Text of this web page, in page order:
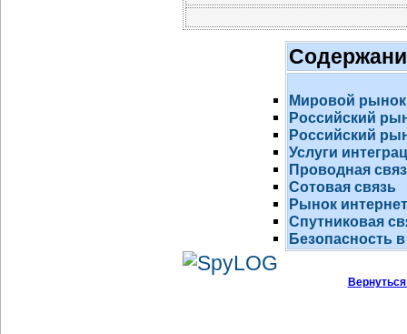
Мировой рынок
Российский
Российский
Услуги
Проводная
Сотовая связь
Рынок
Спутниковая
Безопасность